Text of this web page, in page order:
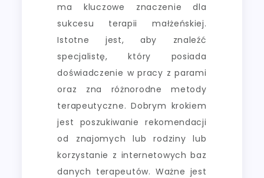
ma kluczowe znaczenie dla
sukcesu terapii małżeńskiej.
Istotne jest, aby znaleźć
specjalistę, który posiada
doświadczenie w pracy z parami
oraz zna różnorodne metody
terapeutyczne. Dobrym krokiem
jest poszukiwanie rekomendacji
od znajomych lub rodziny lub
korzystanie z internetowych baz
danych terapeutów. Ważne jest